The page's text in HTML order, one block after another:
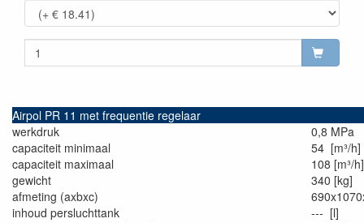
Airpol PR 11 met frequentie regelaar
werkdruk
0,8 MPa
capaciteit minimaal
54 [m³/h]
capaciteit maximaal
108 [m³/h]
gewicht
340 [kg]
afmeting (axbxc)
inhoud persluchttank
--- [l]